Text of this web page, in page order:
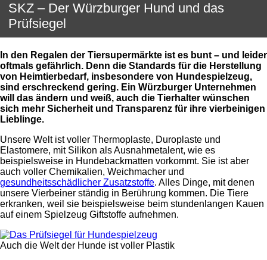
SKZ – Der Würzburger Hund und das
Prüfsiegel
In den Regalen der Tiersupermärkte ist es bunt – und leider
oftmals gefährlich. Denn die Standards für die Herstellung
von Heimtierbedarf, insbesondere von Hundespielzeug,
sind erschreckend gering. Ein Würzburger Unternehmen
will das ändern und weiß, auch die Tierhalter wünschen
sich mehr Sicherheit und Transparenz für ihre vierbeinigen
Lieblinge.
Unsere Welt ist voller Thermoplaste, Duroplaste und
Elastomere, mit Silikon als Ausnahmetalent, wie es
beispielsweise in Hundebackmatten vorkommt. Sie ist aber
auch voller Chemikalien, Weichmacher und
gesundheitsschädlicher Zusatzstoffe. Alles Dinge, mit denen
unsere Vierbeiner ständig in Berührung kommen. Die Tiere
erkranken, weil sie beispielsweise beim stundenlangen Kauen
auf einem Spielzeug Giftstoffe aufnehmen.
Auch die Welt der Hunde ist voller Plastik